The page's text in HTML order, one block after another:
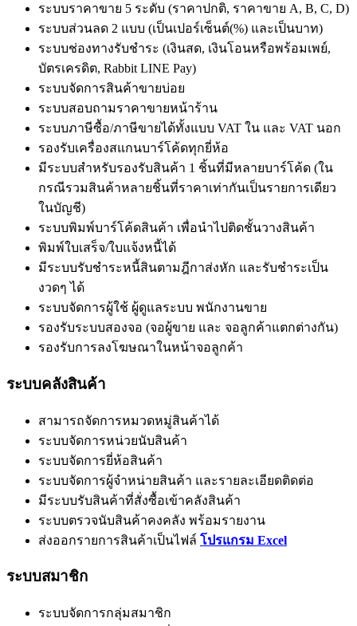
ระบบราคาขาย 5 ระดับ (ราคาปกติ, ราคาขาย A, B, C, D)
ระบบส่วนลด 2 แบบ (เป็นเปอร์เซ็นต์(%) และเป็นบาท)
ระบบช่องทางรับชำระ (เงินสด, เงินโอนหรือพร้อมเพย์,
บัตรเครดิต, Rabbit LINE Pay)
ระบบจัดการสินค้าขายบ่อย
ระบบสอบถามราคาขายหน้าร้าน
ระบบภาษีซื้อ/ภาษีขายได้ทั้งแบบ VAT ใน และ VAT นอก
รองรับเครื่องสแกนบาร์โค้ดทุกยี่ห้อ
มีระบบสำหรับรองรับสินค้า 1 ชิ้นที่มีหลายบาร์โค้ด (ใน
กรณีรวมสินค้าหลายชิ้นที่ราคาเท่ากันเป็นรายการเดียว
ในบัญชี)
ระบบพิมพ์บาร์โค้ดสินค้า เพื่อนำไปติดชั้นวางสินค้า
พิมพ์ใบเสร็จ/ใบแจ้งหนี้ได้
มีระบบรับชำระหนี้สินตามฎีกาส่งหัก และรับชำระเป็น
งวดๆ ได้
ระบบจัดการผู้ใช้ ผู้ดูแลระบบ พนักงานขาย
รองรับระบบสองจอ (จอผู้ขาย และ จอลูกค้าแตกต่างกัน)
รองรับการลงโฆษณาในหน้าจอลูกค้า
ระบบคลังสินค้า
สามารถจัดการหมวดหมู่สินค้าได้
ระบบจัดการหน่วยนับสินค้า
ระบบจัดการยี่ห้อสินค้า
ระบบจัดการผู้จำหน่ายสินค้า และรายละเอียดติดต่อ
มีระบบรับสินค้าที่สั่งซื้อเข้าคลังสินค้า
ระบบตรวจนับสินค้าคงคลัง พร้อมรายงาน
ส่งออกรายการสินค้าเป็นไฟล์ โปรแกรม Excel
ระบบสมาชิก
ระบบจัดการกลุ่มสมาชิก